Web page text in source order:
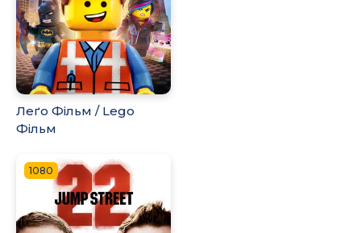
Леґо Фільм / Lego
Фільм
1080